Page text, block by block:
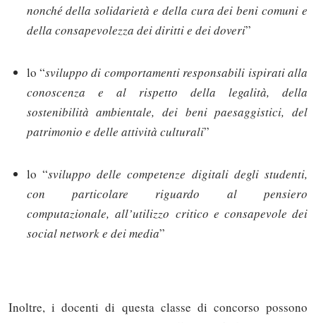
nonché della solidarietà e della cura dei beni comuni e
della consapevolezza dei diritti e dei doveri”
lo “sviluppo di comportamenti responsabili ispirati alla
conoscenza e al rispetto della legalità, della
sostenibilità ambientale, dei beni paesaggistici, del
patrimonio e delle attività culturali”
lo “sviluppo delle competenze digitali degli studenti,
con particolare riguardo al pensiero
computazionale, all’utilizzo critico e consapevole dei
social network e dei media”
Inoltre, i docenti di questa classe di concorso possono